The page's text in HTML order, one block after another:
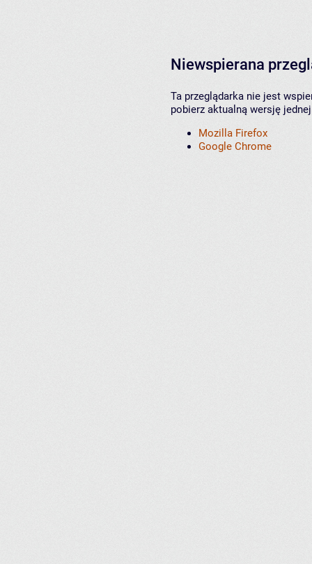
Niewspierana
Ta przeglądarka nie jest
pobierz aktualną wersję
Mozilla Firefox
Google Chrome